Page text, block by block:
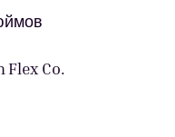
$15.00.
Flex Co.